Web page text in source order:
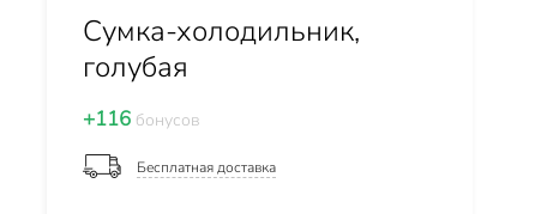
Сумка-холодильник,
голубая
+116бонусов
Бесплатная доставка